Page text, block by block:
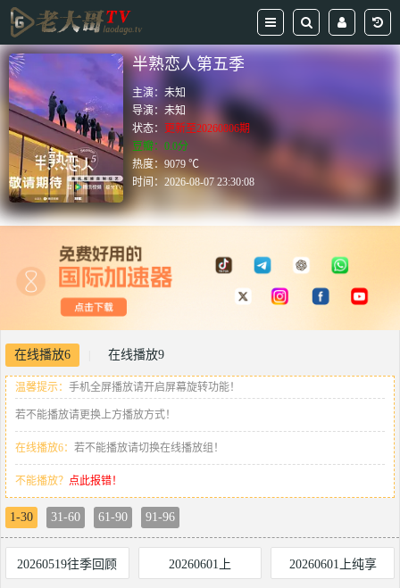
半熟恋人第五季
主演：未知
导演：未知
状态：
更新至20260806期
豆瓣：0.0分
热度：9079 ℃
时间：2026-08-07 23:30:08
在线播放6 在线播放9
温馨提示： 手机全屏播放请开启屏幕旋转功能！
若不能播放请更换上方播放方式！
在线播放6： 若不能播放请切换在线播放组！
不能播放？ 点此报错！
1-30 31-60 61-90 91-96
20260519往季回顾 20260601上 20260601上纯享